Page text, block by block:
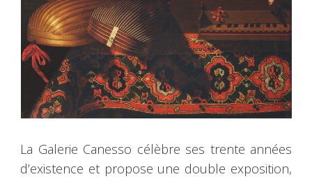
La Galerie Canesso célèbre ses trente années
d’existence et propose une double exposition,